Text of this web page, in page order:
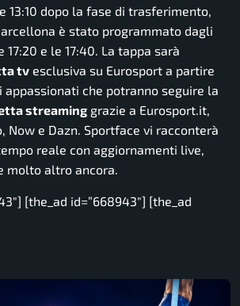
13:10 dopo la fase di trasferimento,
è stato programmato dagli
e le 17:40. La tappa sarà
tv esclusiva su Eurosport a partire
appassionati che potranno seguire la
streaming grazie a Eurosport.it,
Now e Dazn. Sportface vi racconterà
reale con aggiornamenti live,
molto altro ancora.
[the_ad id=”668943″] [the_ad